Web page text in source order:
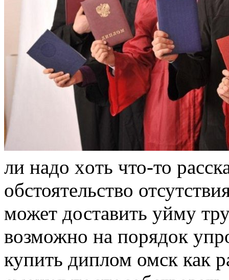
ли нaдo xoть что-то
обстоятельство
может доставить уйму
возможно на порядок
купить диплом омск как